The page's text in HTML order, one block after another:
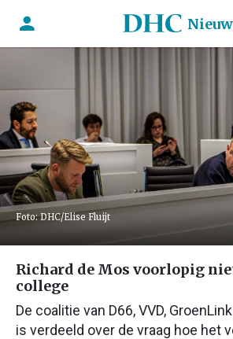
Foto: DHC/Elise Fluijt
Richard de Mos voorlopig
college
De coalitie van D66, VVD,
is verdeeld over de vraag hoe het